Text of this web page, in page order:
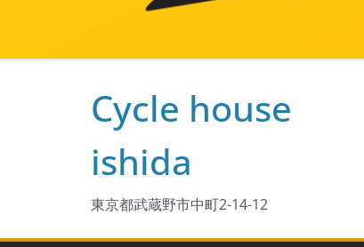
Cycle house
ishida
東京都武蔵野市中町2-14-12